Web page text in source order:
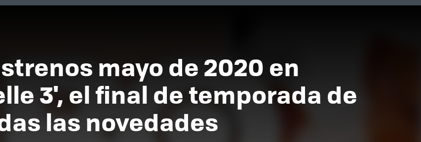
mayo de 2020 en
3', el final de temporada de
las novedades